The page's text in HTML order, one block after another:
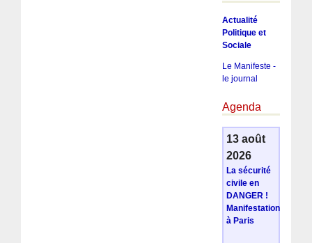
Actualité
Politique et
Sociale
Le Manifeste -
le journal
Agenda
13 août
2026
La sécurité
civile en
DANGER !
Manifestation
à Paris